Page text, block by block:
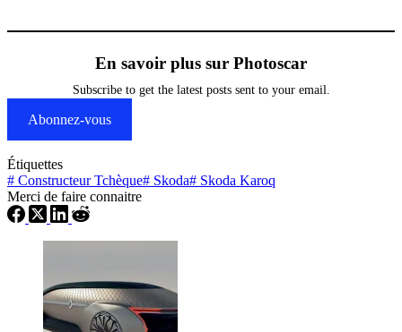
En savoir plus sur Photoscar
Subscribe to get the latest posts sent to your email.
Abonnez-vous
Étiquettes
# Constructeur Tchèque# Skoda# Skoda Karoq
Merci de faire connaitre